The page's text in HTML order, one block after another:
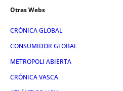
Otras Webs
CRÓNICA GLOBAL
CONSUMIDOR GLOBAL
METROPOLI ABIERTA
CRÓNICA VASCA